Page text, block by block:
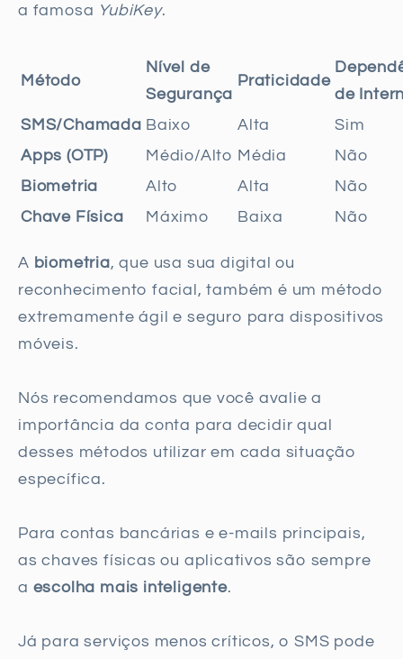
a famosa YubiKey.
Método
Nível de
Segurança
Praticidade
de
SMS/Chamada Baixo Alta
Sim
Apps (OTP)
Médio/Alto Média
Não
Biometria
Alto Alta
Não
Chave Física
Máximo Baixa Não
A biometria, que usa sua digital ou
reconhecimento facial, também é um método
extremamente ágil e seguro para dispositivos
móveis.
Nós recomendamos que você avalie a
importância da conta para decidir qual
desses métodos utilizar em cada situação
específica.
Para contas bancárias e e-mails principais,
as chaves físicas ou aplicativos são sempre
a escolha mais inteligente.
Já para serviços menos críticos, o SMS pode